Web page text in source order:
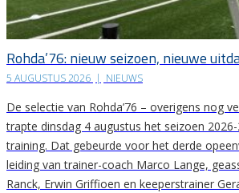
Rohda’76: nieuw seizoen, nieuwe
5 AUGUSTUS 2026 | NIEUWS
De selectie van Rohda’76 – overigens nog
trapte dinsdag 4 augustus het seizoen
training. Dat gebeurde voor het derde
leiding van trainer-coach Marco Lange,
Ranck, Erwin Griffioen en keeperstrainer